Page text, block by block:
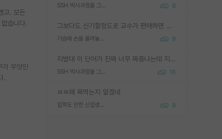
SSH 박사과정을 그만두고 지방대 박사로 옮기면 교수의 꿈은 끝일까요? 8
그보다도 신기할정도로 교수가 편애하면 그사람만 논문이 되더라구요 내용이 다른 사람보다 허접해도요
가슴에 손을 올려놓고 싫어하는 사람 불공정하게 리뷰 8
지방대 이 단어가 진짜 너무 짜증나는데 지방대면 다 그냥 쓰레기인가요? 무슨 말 같지도 않은 댓글들이 있는건지??? 지방에도 충분히 좋은 대학 많고 충분히 잘하는 교수님들 많습니다 포항공대 4개 IST 대표 지거국들 여기 모두 다 지방에 있고 여기 출신들 중에 교수하는 분들 적지 않습니다 지거국 출신이 무슨 교수를 하냐?라고 생각할 사람들 많은데 상위 대표 지거국에 아웃라이어들 많습니다 결국 개인의 연구역량과 실적이 중요합니다 이 역량을 펼치는데 있어서 지도교수와의 합도 중요합니다. 그리고 경력이 필요하면 해외포닥까지 다녀오세요
SSH 박사과정을 그만두고 지방대 박사로 옮기면 교수의 꿈은 끝일까요? 16
ㅉㅉ왜 욕먹는지 알겠네
입학도 안한 신입생이 원래 관심을 받나요 8
고. 모든
습니다.
무엇인
.